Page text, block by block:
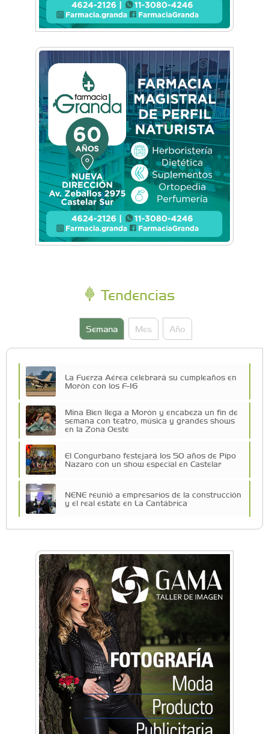
Tendencias
Semana Mes Año
La Fuerza Aérea celebrará su cumpleaños en
Morón con los F-16
Mina Bien llega a Morón y encabeza un fin de
semana con teatro, música y grandes shows
en la Zona Oeste
El Congurbano festejará los 50 años de Pipo
Nazaro con un show especial en Castelar
NENE reunió a empresarios de la construcción
y el real estate en La Cantábrica
La primera vez que Eva Perón voló en avión lo
hizo desde Morón
Mariana Croce: "Hoy las empresas necesitan
un asesoramiento integral para crecer con
seguridad"
Música, teatro, yoga, danza y mucho más:
Conocé todos los talleres para aprender y
disfrutar en la Zona Oeste